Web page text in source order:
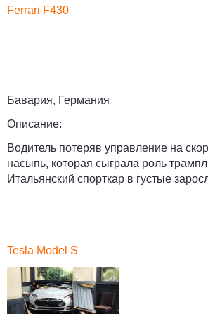
Ferrari F430
Бавария, Германия
Описание:
Водитель потеряв управление на
насыпь, которая сыграла роль
Итальянский спорткар в густые
Tesla Model S